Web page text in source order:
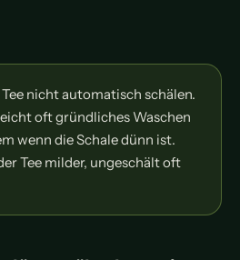
nicht automatisch schälen.
oft gründliches Waschen
wenn die Schale dünn ist.
Tee milder, ungeschält oft